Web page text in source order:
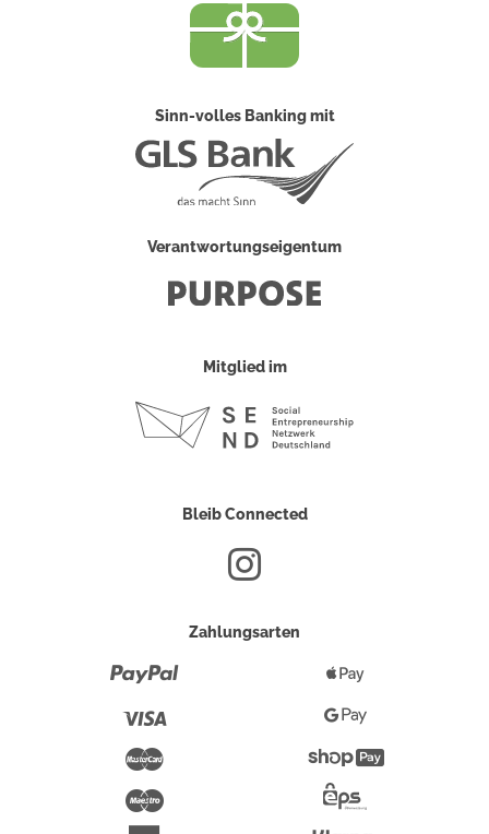
Sinn-volles Banking mit
Verantwortungseigentum
Mitglied im
Bleib Connected
Zahlungsarten
Maestro
Pay
Google
Pay